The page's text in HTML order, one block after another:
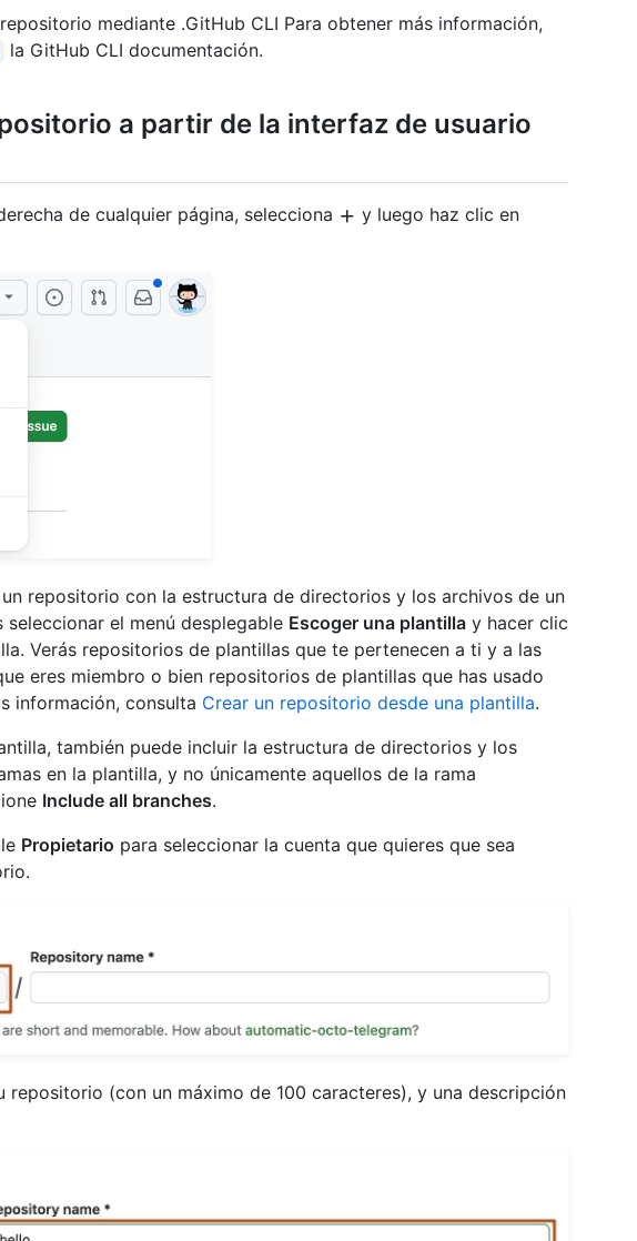
mediante .GitHub CLI Para obtener más información,
la GitHub CLI documentación.
a partir de la interfaz de usuario
de cualquier página, selecciona
y luego haz clic en
repositorio con la estructura de directorios y los archivos de un
el menú desplegable Escoger una plantilla y hacer clic
Verás repositorios de plantillas que te pertenecen a ti y a las
eres miembro o bien repositorios de plantillas que has usado
información, consulta Crear un repositorio desde una plantilla.
también puede incluir la estructura de directorios y los
en la plantilla, y no únicamente aquellos de la rama
Include all branches.
Propietario para seleccionar la cuenta que quieres que sea
repositorio (con un máximo de 100 caracteres), y una descripción